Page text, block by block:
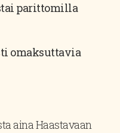
parittomilla
omaksuttavia
aina Haastavaan